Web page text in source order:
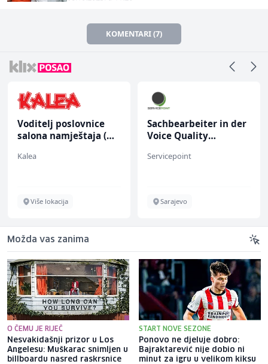
KOMENTARI (7)
Voditelj poslovnice
salona namještaja (m/
Kalea
Više lokacija
Sachbearbeiter in der
Voice Quality
Servicepoint
Sarajevo
Možda vas zanima
O ČEMU JE RIJEČ
Nesvakidašnji prizor u Los
Angelesu: Muškarac snimljen u
billboardu nasred raskrsnice
START NOVE SEZONE
Ponovo ne djeluje dobro:
Bajraktarević nije dobio ni
minut za igru u velikom kiksu